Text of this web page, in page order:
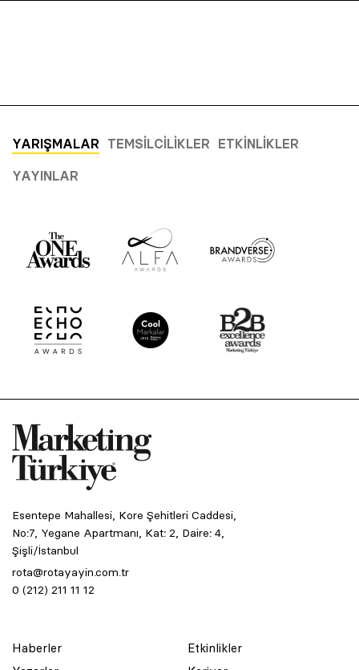
YARIŞMALAR TEMSILCILIKLER ETKINLIKLER
YAYINLAR
Esentepe Mahallesi, Kore Şehitleri Caddesi,
No:7, Yegane Apartmanı, Kat: 2, Daire: 4,
Şişli/İstanbul
rota@rotayayin.com.tr
0 (212) 211 11 12
Haberler
Etkinlikler